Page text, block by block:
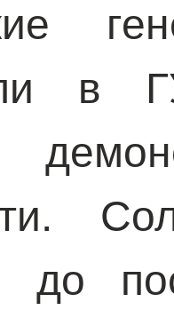
в
до